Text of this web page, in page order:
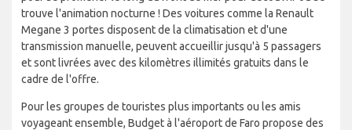
trouve l'animation nocturne ! Des voitures comme la Renault
Megane 3 portes disposent de la climatisation et d'une
transmission manuelle, peuvent accueillir jusqu'à 5 passagers
et sont livrées avec des kilomètres illimités gratuits dans le
cadre de l'offre.
Pour les groupes de touristes plus importants ou les amis
voyageant ensemble, Budget à l'aéroport de Faro propose des